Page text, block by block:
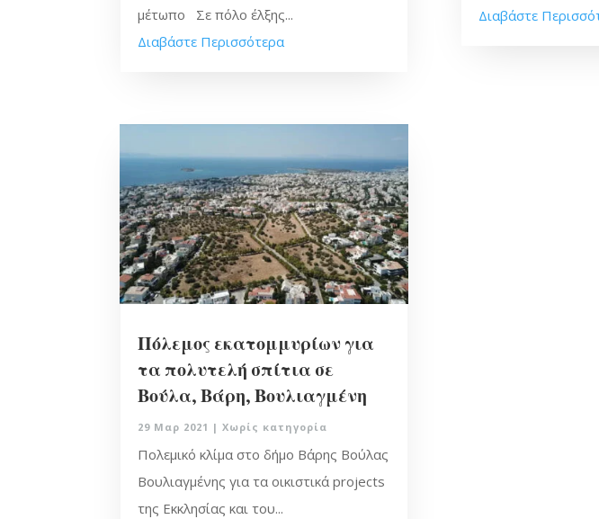
μέτωπο Σε πόλο έλξης...
Διαβάστε Περισσότερα
Πόλεμος εκατομμυρίων για
τα πολυτελή σπίτια σε
Βούλα, Βάρη, Βουλιαγμένη
29 Μαρ 2021 |Χωρίς κατηγορία
Πολεμικό κλίμα στο δήμο Βάρης Βούλας
Βουλιαγμένης για τα οικιστικά projects
της Εκκλησίας και του...
Διαβάστε